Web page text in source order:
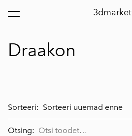
3dmarket
lisati ostukorvi. Vaata ostukorvi
Draakon
Sorteeri:
Otsing: